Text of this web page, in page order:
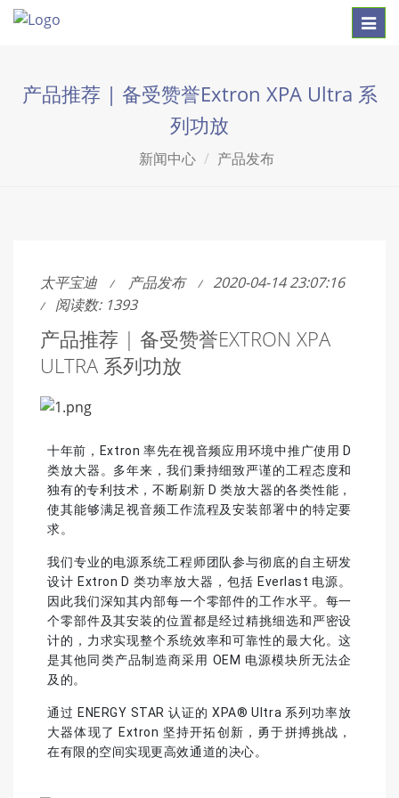
产品推荐 | 备受赞誉Extron XPA Ultra 系
列功放
新闻中心 产品发布
太平宝迪 产品发布
2020-04-14 23:07:16
阅读数: 1393
产品推荐 | 备受赞誉EXTRON XPA
ULTRA 系列功放
十年前，Extron 率先在视音频应用环境中推广使用 D
类放大器。多年来，我们秉持细致严谨的工程态度和
独有的专利技术，不断刷新 D 类放大器的各类性能，
使其能够满足视音频工作流程及安装部署中的特定要
求。
我们专业的电源系统工程师团队参与彻底的自主研发
设计 Extron D 类功率放大器，包括 Everlast 电源。
因此我们深知其内部每一个零部件的工作水平。每一
个零部件及其安装的位置都是经过精挑细选和严密设
计的，力求实现整个系统效率和可靠性的最大化。这
是其他同类产品制造商采用 OEM 电源模块所无法企
及的。
通过 ENERGY STAR 认证的 XPA® Ultra 系列功率放
大器体现了 Extron 坚持开拓创新，勇于拼搏挑战，
在有限的空间实现更高效通道的决心。